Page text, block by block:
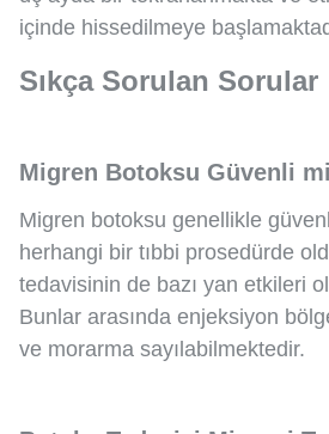
içinde hissedilmeye
Sıkça Sorulan Sorular
Migren Botoksu Güvenli
Migren botoksu genellikle
herhangi bir tıbbi prosedürde
tedavisinin de bazı yan etkileri
Bunlar arasında enjeksiyon
ve morarma sayılabilmektedir.